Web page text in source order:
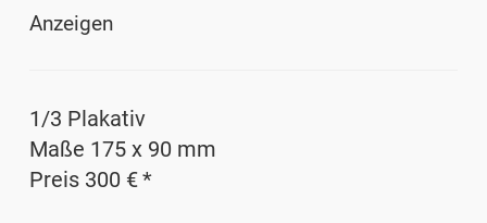
Anzeigen
1/3 Plakativ
Maße 175 x 90 mm
Preis 300 € *